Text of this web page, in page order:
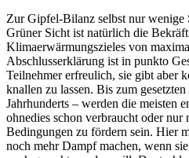
Zur Gipfel-Bilanz selbst nur wenige
Grüner Sicht ist natürlich die
Klimaerwärmungszieles von
Abschlusserklärung ist in punkto
Teilnehmer erfreulich, sie gibt aber
knallen zu lassen. Bis zum
Jahrhunderts – werden die meisten
ohnedies schon verbraucht oder nur
Bedingungen zu fördern sein. Hier
noch mehr Dampf machen, wenn